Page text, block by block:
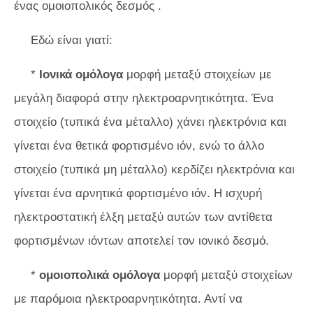
ένας ομοιοπολικός δεσμός .
Εδώ είναι γιατί:
* Ιονικά ομόλογα μορφή μεταξύ στοιχείων με
μεγάλη διαφορά στην ηλεκτροαρνητικότητα. Ένα
στοιχείο (τυπικά ένα μέταλλο) χάνει ηλεκτρόνια και
γίνεται ένα θετικά φορτισμένο ιόν, ενώ το άλλο
στοιχείο (τυπικά μη μέταλλο) κερδίζει ηλεκτρόνια και
γίνεται ένα αρνητικά φορτισμένο ιόν. Η ισχυρή
ηλεκτροστατική έλξη μεταξύ αυτών των αντίθετα
φορτισμένων ιόντων αποτελεί τον ιονικό δεσμό.
* ομοιοπολικά ομόλογα μορφή μεταξύ στοιχείων
με παρόμοια ηλεκτροαρνητικότητα. Αντί να